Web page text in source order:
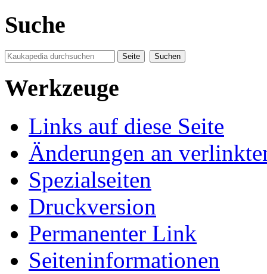
Suche
Werkzeuge
Links auf diese Seite
Änderungen an
Spezialseiten
Druckversion
Permanenter Link
Seiten­informationen